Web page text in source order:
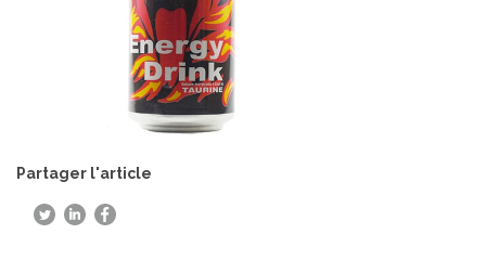
Partager l'article